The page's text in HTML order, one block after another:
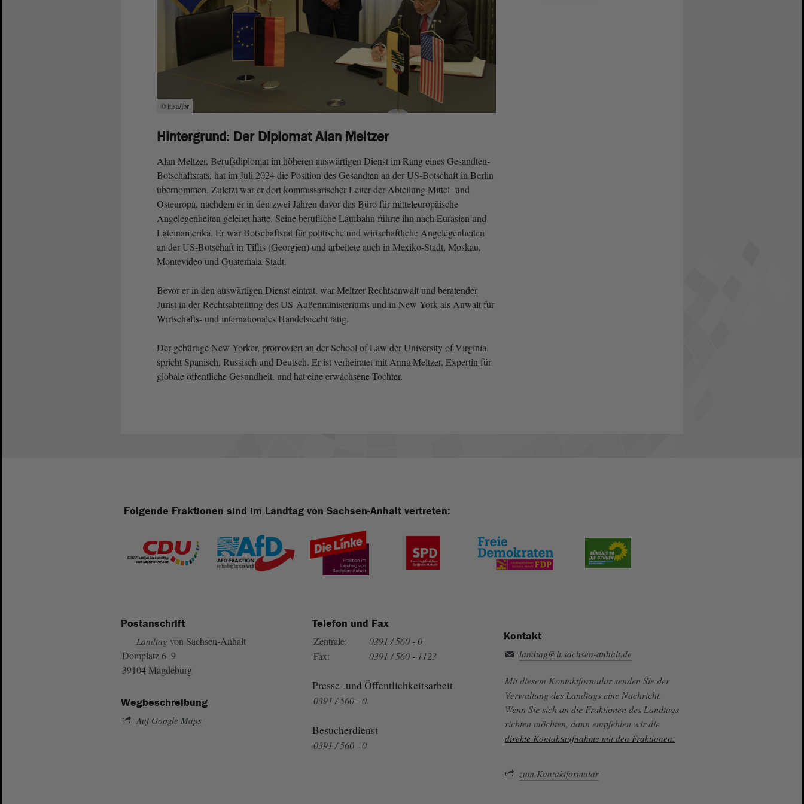
© ltlsa/lbr
Hintergrund: Der Diplomat Alan Meltzer
Alan Meltzer, Berufsdiplomat im höheren auswärtigen Dienst im Rang eines Gesandten-
Botschaftsrats, hat im Juli 2024 die Position des Gesandten an der US-Botschaft in Berlin
übernommen. Zuletzt war er dort kommissarischer Leiter der Abteilung Mittel- und
Osteuropa, nachdem er in den zwei Jahren davor das Büro für mitteleuropäische
Angelegenheiten geleitet hatte. Seine berufliche Laufbahn führte ihn nach Eurasien und
Lateinamerika. Er war Botschaftsrat für politische und wirtschaftliche Angelegenheiten
an der US-Botschaft in Tiflis (Georgien) und arbeitete auch in Mexiko-Stadt, Moskau,
Montevideo und Guatemala-Stadt.
Bevor er in den auswärtigen Dienst eintrat, war Meltzer Rechtsanwalt und beratender
Jurist in der Rechtsabteilung des US-Außenministeriums und in New York als Anwalt für
Wirtschafts- und internationales Handelsrecht tätig.
Der gebürtige New Yorker, promoviert an der School of Law der University of Virginia,
spricht Spanisch, Russisch und Deutsch. Er ist verheiratet mit Anna Meltzer, Expertin für
globale öffentliche Gesundheit, und hat eine erwachsene Tochter.
Folgende Fraktionen sind im Landtag von Sachsen-Anhalt vertreten:
Postanschrift
Landtag von Sachsen-Anhalt
Domplatz 6–9
39104 Magdeburg
Wegbeschreibung
Auf Google Maps
Telefon und Fax
Zentrale:
0391 / 560 - 0
Fax:
0391 / 560 - 1123
Presse- und Öffentlichkeitsarbeit
0391 / 560 - 0
Besucherdienst
0391 / 560 - 0
Kontakt
landtag@lt.sachsen-anhalt.de
Mit diesem Kontaktformular senden Sie der
Verwaltung des Landtags eine Nachricht.
Wenn Sie sich an die Fraktionen des Landtags
richten möchten, dann empfehlen wir die
direkte Kontaktaufnahme mit den Fraktionen.
zum Kontaktformular